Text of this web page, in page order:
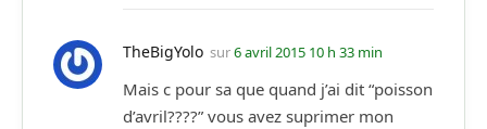
TheBigYolo sur6 avril 2015 10 h 33 min
Mais c pour sa que quand j’ai dit “poisson
d’avril????” vous avez suprimer mon